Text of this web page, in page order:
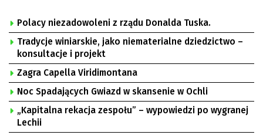
Polacy niezadowoleni z rządu Donalda Tuska.
Tradycje winiarskie, jako niematerialne dziedzictwo –
konsultacje i projekt
Zagra Capella Viridimontana
Noc Spadających Gwiazd w skansenie w Ochli
„Kapitalna rekacja zespołu” – wypowiedzi po wygranej
Lechii